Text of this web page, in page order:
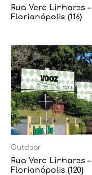
Rua Vera Linhares
Florianópolis (116)
Outdoor
Rua Vera Linhares
Florianópolis (120)